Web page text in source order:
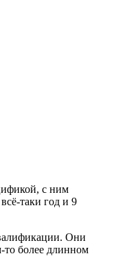
с ним
таки год и 9
Они
то более длинном